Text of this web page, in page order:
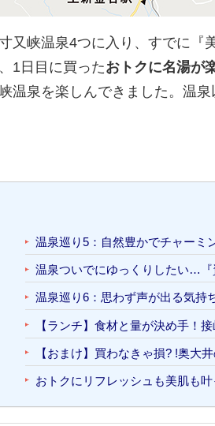
又峡温泉4つに入り、すでに『
1 日目に買ったおトクに名湯が
温泉を楽しんできました。温
温泉巡り5：自然豊かでチャーミ
温泉ついでにゆっくりしたい…『
温泉巡り6：思わず声が出る気持
【ランチ】食材と量が決め手！
【おまけ】買わなきゃ損? !奥大
おトクにリフレッシュも美肌も